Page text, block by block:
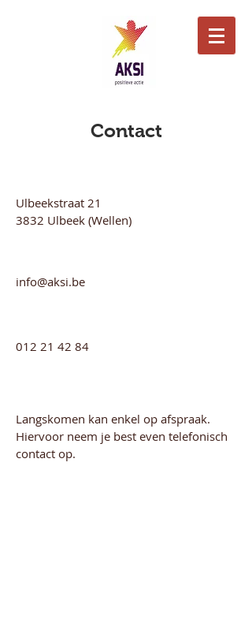
Contact
Ulbeekstraat 21
3832 Ulbeek (Wellen)
info@aksi.be
012 21 42 84
Langskomen kan enkel op afspraak.
Hiervoor neem je best even telefonisch
contact op.